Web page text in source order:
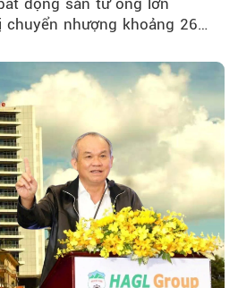
động sản từ ông lớn
chuyển nhượng khoảng 262